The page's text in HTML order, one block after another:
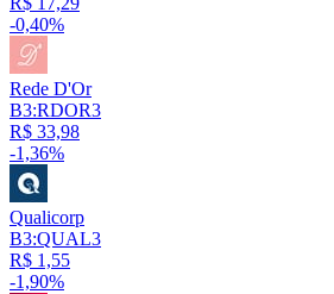
-0,40%
Rede D'Or
B3:RDOR3
R$ 33,98
-1,36%
Qualicorp
B3:QUAL3
R$ 1,55
-1,90%